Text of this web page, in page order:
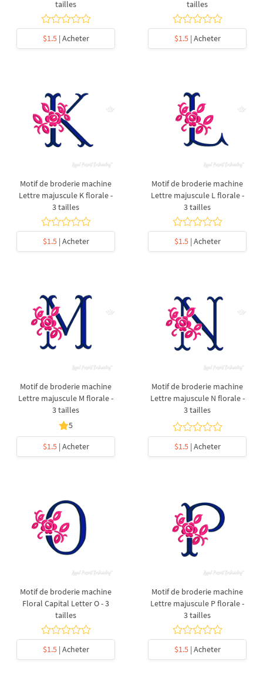
tailles
$1.5| Acheter
tailles
$1.5| Acheter
Motif de broderie machine
Lettre majuscule K florale -
3 tailles
$1.5| Acheter
Motif de broderie machine
Lettre majuscule L florale -
3 tailles
$1.5| Acheter
Motif de broderie machine
Lettre majuscule M florale -
3 tailles
5
$1.5| Acheter
Motif de broderie machine
Lettre majuscule N florale -
3 tailles
$1.5| Acheter
Motif de broderie machine
Floral Capital Letter O - 3
tailles
$1.5| Acheter
Motif de broderie machine
Lettre majuscule P florale -
3 tailles
$1.5| Acheter